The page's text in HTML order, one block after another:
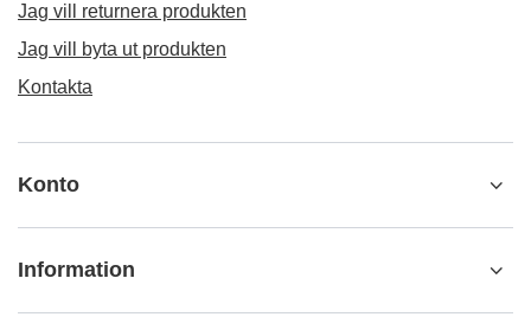
Jag vill returnera produkten
Jag vill byta ut produkten
Kontakta
Konto
Information